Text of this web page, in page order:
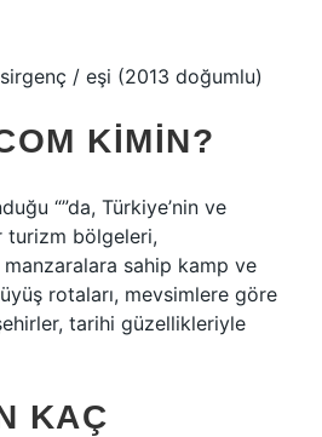
/ eşi (2013 doğumlu)
KIMIN?
“”da, Türkiye’nin ve
turizm bölgeleri,
sahip kamp ve
rotaları, mevsimlere göre
tarihi güzellikleriyle
KAÇ